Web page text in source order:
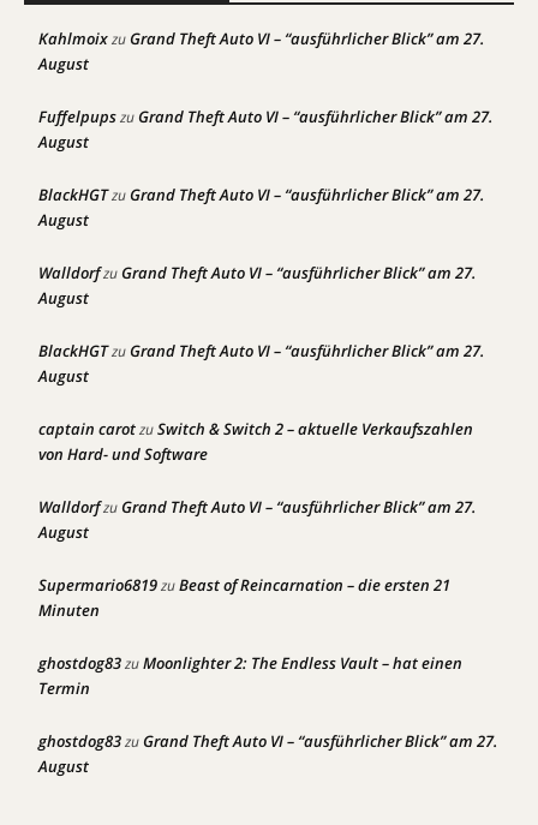
KahlmoixzuGrand Theft Auto VI – “ausführlicher Blick” am 27.
August
FuffelpupszuGrand Theft Auto VI – “ausführlicher Blick” am 27.
August
BlackHGTzuGrand Theft Auto VI – “ausführlicher Blick” am 27.
August
WalldorfzuGrand Theft Auto VI – “ausführlicher Blick” am 27.
August
BlackHGTzuGrand Theft Auto VI – “ausführlicher Blick” am 27.
August
captain carotzuSwitch & Switch 2 – aktuelle Verkaufszahlen
von Hard- und Software
WalldorfzuGrand Theft Auto VI – “ausführlicher Blick” am 27.
August
Supermario6819zuBeast of Reincarnation – die ersten 21
Minuten
ghostdog83zuMoonlighter 2: The Endless Vault – hat einen
Termin
ghostdog83zuGrand Theft Auto VI – “ausführlicher Blick” am 27.
August